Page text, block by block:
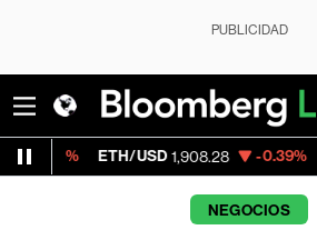
PUBLICIDAD
ETH/USD 1,908.28 -0.39% Visa 368.885
NEGOCIOS